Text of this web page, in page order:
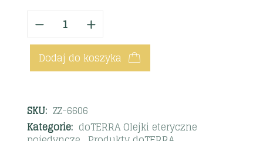
Dodaj do koszyka
SKU: ZZ-6606
Kategorie: doTERRA Olejki eteryczne